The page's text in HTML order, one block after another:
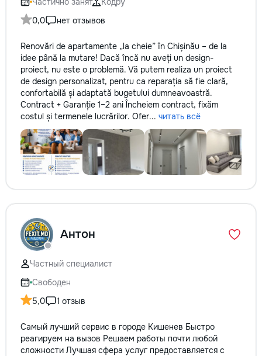
responsabilitate. Transformăm
ideile în locuințe confortabile,
noastră – liniștea și confortul
dumneavoastră!
0,0
нет отзывов
Renovări de apartamente „la cheie” în Chișinău – de la
idee până la mutare! Dacă încă nu aveți un design-
proiect, nu este o problemă. Vă putem realiza un proiect
de design personalizat, pentru ca reparația să fie clară,
confortabilă și adaptată bugetului dumneavoastră.
Contract + Garanție 1–2 ani Încheiem contract, fixăm
costul și termenele lucrărilor. Ofer... читать всё
Антон
Частный специалист
Свободен
5,0
1 отзыв
Самый лучший сервис в городе Кишенев Быстро
реагируем на вызов Решаем работы почти любой
сложности Лучшая сфера услуг предоставляется с